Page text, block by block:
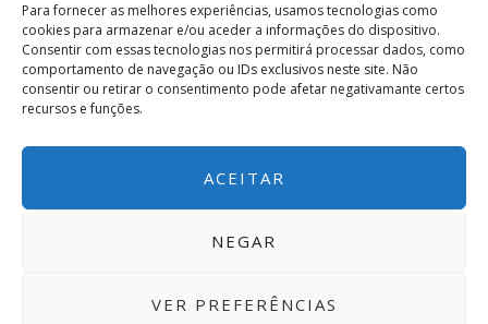
Para fornecer as melhores experiências, usamos tecnologias como
cookies para armazenar e/ou aceder a informações do dispositivo.
Consentir com essas tecnologias nos permitirá processar dados, como
comportamento de navegação ou IDs exclusivos neste site. Não
consentir ou retirar o consentimento pode afetar negativamante certos
recursos e funções.
ACEITAR
NEGAR
VER PREFERÊNCIAS